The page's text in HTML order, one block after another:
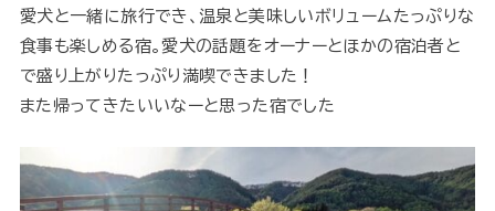
愛犬と一緒に旅行でき、温泉と美味しいボリュームたっぷりな
食事も楽しめる宿。愛犬の話題をオーナーとほかの宿泊者と
で盛り上がりたっぷり満喫できました！
また帰ってきたいいなーと思った宿でした